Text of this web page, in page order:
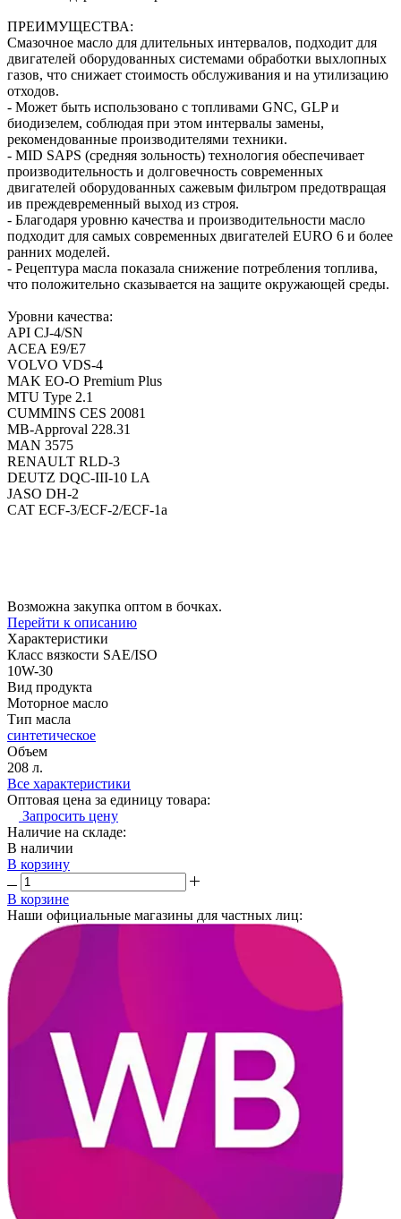
ПРЕИМУЩЕСТВА:
Смазочное масло для длительных интервалов, подходит для
двигателей оборудованных системами обработки выхлопных
газов, что снижает стоимость обслуживания и на утилизацию
отходов.
- Может быть использовано с топливами GNC, GLP и
биодизелем, соблюдая при этом интервалы замены,
рекомендованные производителями техники.
- MID SAPS (средняя зольность) технология обеспечивает
производительность и долговечность современных
двигателей оборудованных сажевым фильтром предотвращая
ив преждевременный выход из строя.
- Благодаря уровню качества и производительности масло
подходит для самых современных двигателей EURO 6 и более
ранних моделей.
- Рецептура масла показала снижение потребления топлива,
что положительно сказывается на защите окружающей среды.
Уровни качества:
API CJ-4/SN
ACEA E9/E7
VOLVO VDS-4
MAK EO-O Premium Plus
MTU Type 2.1
CUMMINS CES 20081
MB-Approval 228.31
MAN 3575
RENAULT RLD-3
DEUTZ DQC-III-10 LA
JASO DH-2
CAT ECF-3/ECF-2/ECF-1a
Возможна закупка оптом в бочках.
Перейти к описанию
Характеристики
Класс вязкости SAE/ISO
10W-30
Вид продукта
Моторное масло
Тип масла
синтетическое
Объем
208 л.
Все характеристики
Оптовая цена за единицу товара:
Запросить цену
Наличие на складе:
В наличии
В корзину
В корзине
Наши официальные магазины для частных лиц: